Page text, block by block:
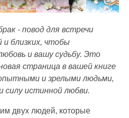
- повод для встречи
и близких, чтобы
и вашу судьбу. Это
страница в вашей книге
и зрелыми людьми,
силу истинной любви.
двух людей, которые